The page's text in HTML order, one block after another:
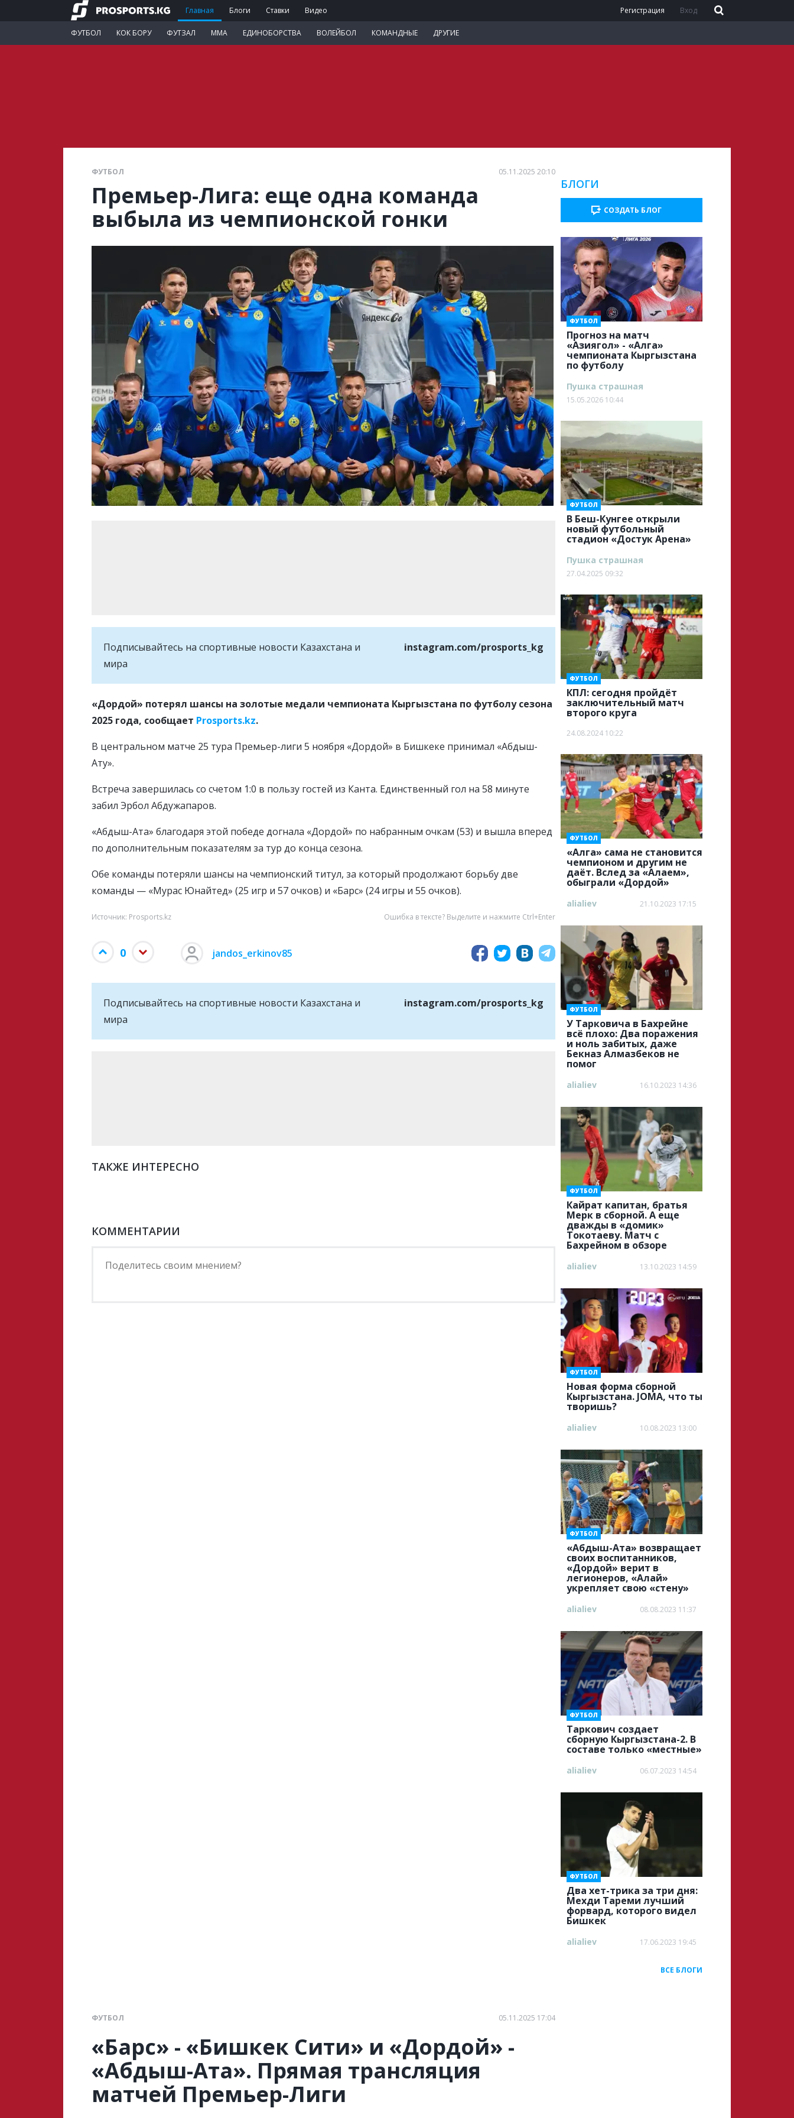
Главная Блоги Ставки Видео
ФУТБОЛ КОК БОРУ ФУТЗАЛ ММА ЕДИНОБОРСТВА ВОЛЕЙБОЛ КОМАНДНЫЕ ДРУГИЕ
Регистрация Вход
ФУТБОЛ 05.11.2025 20:10
Премьер-Лига: еще одна команда
выбыла из чемпионской гонки
Подписывайтесь на cпортивные новости Казахстана и
мира
instagram.com/prosports_kg
«Дордой» потерял шансы на золотые медали чемпионата Кыргызстана по футболу сезона
2025 года, сообщает Prosports.kz.
В центральном матче 25 тура Премьер-лиги 5 ноября «Дордой» в Бишкеке принимал «Абдыш-
Ату».
Встреча завершилась со счетом 1:0 в пользу гостей из Канта. Единственный гол на 58 минуте
забил Эрбол Абдужапаров.
«Абдыш-Ата» благодаря этой победе догнала «Дордой» по набранным очкам (53) и вышла вперед
по дополнительным показателям за тур до конца сезона.
Обе команды потеряли шансы на чемпионский титул, за который продолжают борьбу две
команды — «Мурас Юнайтед» (25 игр и 57 очков) и «Барс» (24 игры и 55 очков).
Источник: Prosports.kz Ошибка в тексте? Выделите и нажмите Ctrl+Enter
0 jandos_erkinov85
Подписывайтесь на cпортивные новости Казахстана и
мира
instagram.com/prosports_kg
ТАКЖЕ ИНТЕРЕСНО
КОММЕНТАРИИ
БЛОГИ
СОЗДАТЬ БЛОГ
Прогноз на матч
«Азиягол» - «Алга»
чемпионата Кыргызстана
по футболу
ФУТБОЛ
Пушка страшная
15.05.2026 10:44
В Беш-Кунгее открыли
новый футбольный
стадион «Достук Арена»
ФУТБОЛ
Пушка страшная
27.04.2025 09:32
КПЛ: сегодня пройдёт
заключительный матч
второго круга
ФУТБОЛ
24.08.2024 10:22
«Алга» cама не становится
чемпионом и другим не
даёт. Вслед за «Алаем»,
обыграли «Дордой»
ФУТБОЛ
alialiev 21.10.2023 17:15
У Тарковича в Бахрейне
всё плохо: Два поражения
и ноль забитых, даже
Бекназ Алмазбеков не
помог
ФУТБОЛ
alialiev 16.10.2023 14:36
Кайрат капитан, братья
Мерк в сборной. А еще
дважды в «домик»
Токотаеву. Матч с
Бахрейном в обзоре
ФУТБОЛ
alialiev 13.10.2023 14:59
Новая форма сборной
Кыргызстана. JOMA, что ты
творишь?
ФУТБОЛ
alialiev 10.08.2023 13:00
«Абдыш-Ата» возвращает
своих воспитанников,
«Дордой» верит в
легионеров, «Алай»
укрепляет свою «стену»
ФУТБОЛ
alialiev 08.08.2023 11:37
Таркович создает
сборную Кыргызстана-2. В
составе только «местные»
ФУТБОЛ
alialiev 06.07.2023 14:54
Два хет-трика за три дня:
Мехди Тареми лучший
форвард, которого видел
Бишкек
ФУТБОЛ
alialiev 17.06.2023 19:45
ВСЕ БЛОГИ
ФУТБОЛ 05.11.2025 17:04
«Барс» - «Бишкек Сити» и «Дордой» -
«Абдыш-Ата». Прямая трансляция
матчей Премьер-Лиги